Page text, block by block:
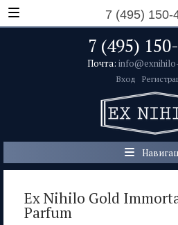
7 (495) 150-
7 (495)
Почта:
Вход
Ex Nihilo Gold
Parfum